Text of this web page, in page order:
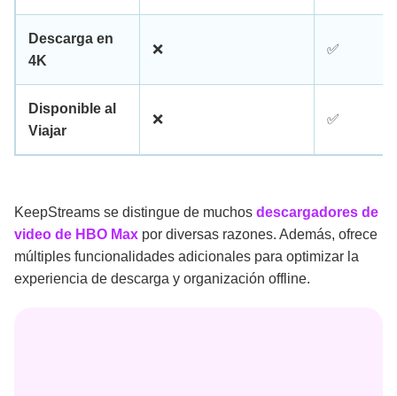
Descarga en
4K
❌ ✅
Disponible al
Viajar
❌ ✅
KeepStreams se distingue de muchos descargadores de
video de HBO Max por diversas razones. Además, ofrece
múltiples funcionalidades adicionales para optimizar la
experiencia de descarga y organización offline.